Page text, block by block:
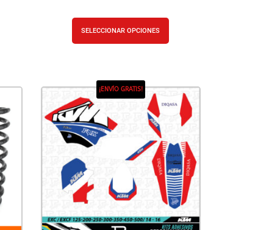
SELECCIONAR OPCIONES
¡ENVÍO GRATIS!